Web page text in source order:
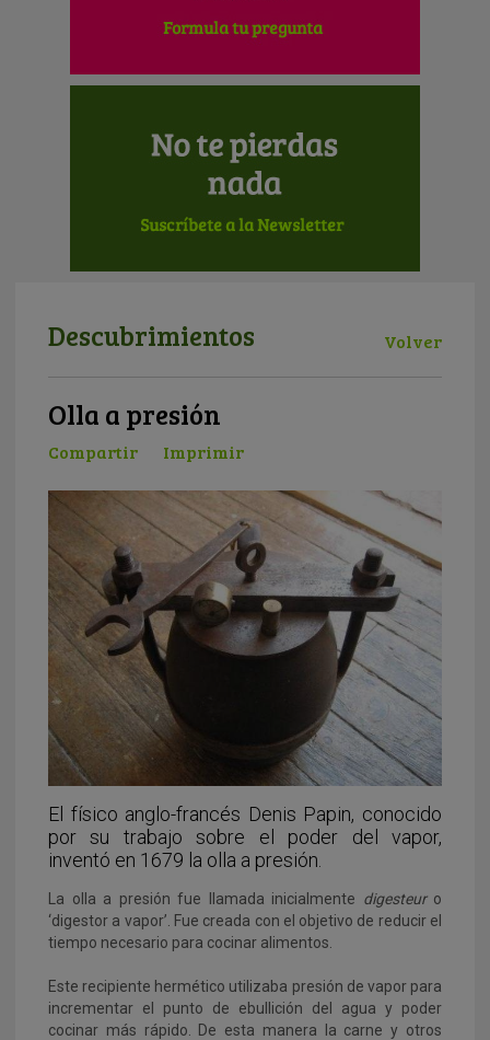
Descubrimientos Volver
Olla a presión
Compartir Imprimir
El físico anglo-francés Denis Papin, conocido
por su trabajo sobre el poder del vapor,
inventó en 1679 la olla a presión.
La olla a presión fue llamada inicialmente digesteuro
‘digestor a vapor’. Fue creada con el objetivo de reducir el
tiempo necesario para cocinar alimentos.
Este recipiente hermético utilizaba presión de vapor para
incrementar el punto de ebullición del agua y poder
cocinar más rápido. De esta manera la carne y otros